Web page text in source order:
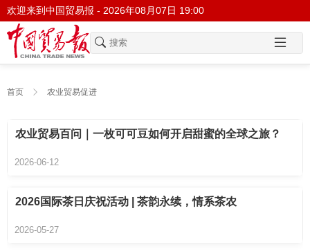
欢迎来到中国贸易报 - 2026年08月07日 19:00
首页 农业贸易促进
农业贸易百问｜一枚可可豆如何开启甜蜜的全球之旅？
2026-06-12
2026国际茶日庆祝活动 | 茶韵永续，情系茶农
2026-05-27